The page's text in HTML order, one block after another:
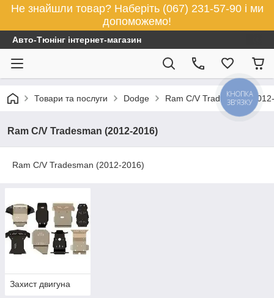
Не знайшли товар? Наберіть (067) 231-57-90 і ми
допоможемо!
Авто-Тюнінг інтернет-магазин
Товари та послуги Dodge Ram C/V Tradesman
Ram C/V Tradesman (2012-2016)
Ram C/V Tradesman (2012-2016)
Захист двигуна
КНОПКА
ЗВ'ЯЗКУ